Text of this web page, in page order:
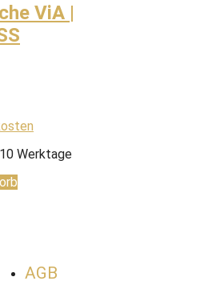
ViA |
Werktage
AGB